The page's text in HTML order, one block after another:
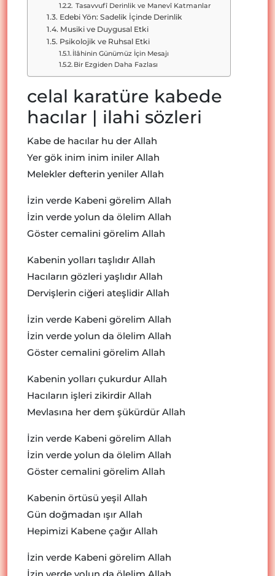
Tasavvufî Derinlik ve Manevî Katmanlar
Edebi Yön: Sadelik İçinde Derinlik
Musiki ve Duygusal Etki
Psikolojik ve Ruhsal Etki
İlâhinin Günümüz İçin Mesajı
Bir Ezgiden Daha Fazlası
celal karatüre kabede
hacılar | ilahi sözleri
Kabe de hacılar hu der Allah
Yer gök inim inim iniler Allah
Melekler defterin yeniler Allah
İzin verde Kabeni görelim Allah
İzin verde yolun da ölelim Allah
Göster cemalini görelim Allah
Kabenin yolları taşlıdır Allah
Hacıların gözleri yaşlıdır Allah
Dervişlerin ciğeri ateşlidir Allah
İzin verde Kabeni görelim Allah
İzin verde yolun da ölelim Allah
Göster cemalini görelim Allah
Kabenin yolları çukurdur Allah
Hacıların işleri zikirdir Allah
Mevlasına her dem şükürdür Allah
İzin verde Kabeni görelim Allah
İzin verde yolun da ölelim Allah
Göster cemalini görelim Allah
Kabenin örtüsü yeşil Allah
Gün doğmadan ışır Allah
Hepimizi Kabene çağır Allah
İzin verde Kabeni görelim Allah